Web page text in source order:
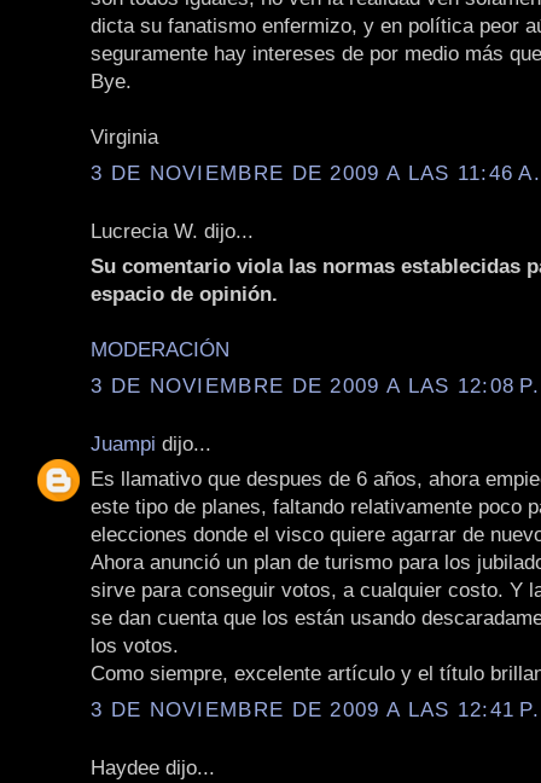
dicta su fanatismo enfermizo, y en política peor
seguramente hay intereses de por medio más
Bye.
Virginia
3 DE NOVIEMBRE DE 2009 A LAS 11:46
Lucrecia W. dijo...
Su comentario viola las normas establecidas
espacio de opinión.
MODERACIÓN
3 DE NOVIEMBRE DE 2009 A LAS 12:08
Juampi dijo...
Es llamativo que despues de 6 años, ahora
este tipo de planes, faltando relativamente poco
elecciones donde el visco quiere agarrar de
Ahora anunció un plan de turismo para los
sirve para conseguir votos, a cualquier costo. Y
se dan cuenta que los están usando
los votos.
Como siempre, excelente artículo y el título
3 DE NOVIEMBRE DE 2009 A LAS 12:41
Haydee dijo...